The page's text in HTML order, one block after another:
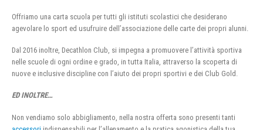
Offriamo una carta scuola per tutti gli istituti scolastici che desiderano
agevolare lo sport ed usufruire dell’associazione delle carte dei propri alunni.
Dal 2016 inoltre, Decathlon Club, si impegna a promuovere l’attività sportiva
nelle scuole di ogni ordine e grado, in tutta Italia, attraverso la scoperta di
nuove e inclusive discipline con l’aiuto dei propri sportivi e dei Club Gold.
ED INOLTRE…
Non vendiamo solo abbigliamento, nella nostra offerta sono presenti tanti